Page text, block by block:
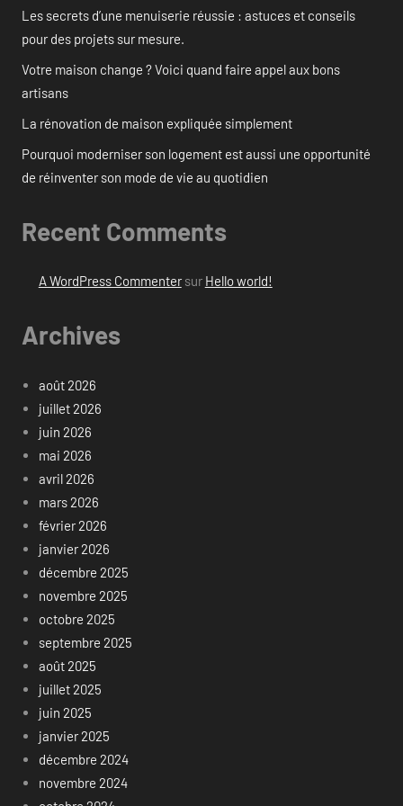
Les secrets d’une menuiserie réussie : astuces et conseils
pour des projets sur mesure.
Votre maison change ? Voici quand faire appel aux bons
artisans
La rénovation de maison expliquée simplement
Pourquoi moderniser son logement est aussi une opportunité
de réinventer son mode de vie au quotidien
Recent Comments
A WordPress Commentersur Hello world!
Archives
août 2026
juillet 2026
juin 2026
mai 2026
avril 2026
mars 2026
février 2026
janvier 2026
décembre 2025
novembre 2025
octobre 2025
septembre 2025
août 2025
juillet 2025
juin 2025
janvier 2025
décembre 2024
novembre 2024